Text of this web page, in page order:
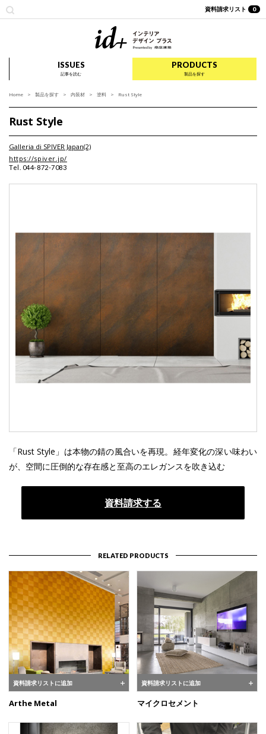
資料請求リスト 0
ISSUES
記事を読む
PRODUCTS
製品を探す
Home 製品を探す 内装材 塗料 Rust Style
Rust Style
Galleria di SPIVER Japan(2)
https://spiver.jp/
Tel. 044-872-7083
「Rust Style」は本物の錆の風合いを再現。経年変化の深い味わい
が、空間に圧倒的な存在感と至高のエレガンスを吹き込む
資料請求する
RELATED PRODUCTS
資料請求リストに追加
Arthe Metal
資料請求リストに追加
マイクロセメント